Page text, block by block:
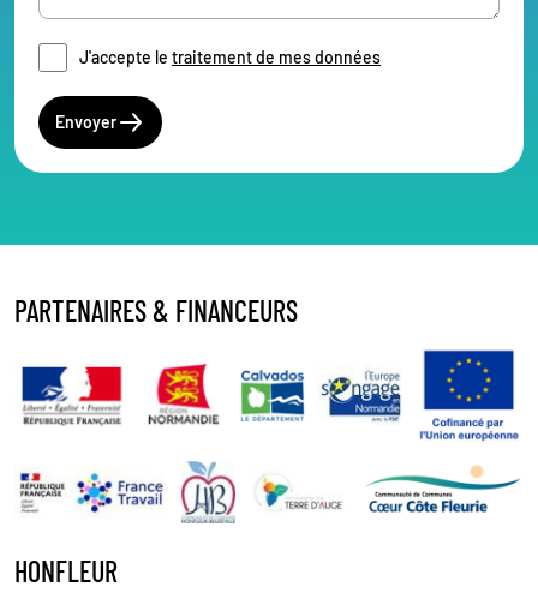
J'accepte le traitement de mes données
Envoyer
PARTENAIRES & FINANCEURS
HONFLEUR